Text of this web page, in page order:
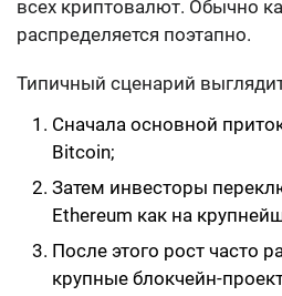
всех криптовалют. Обычно
распределяется поэтапно.
Типичный сценарий
Сначала основной
Bitcoin;
Затем инвесторы
Ethereum как на
После этого рост часто
крупные блокчейн-